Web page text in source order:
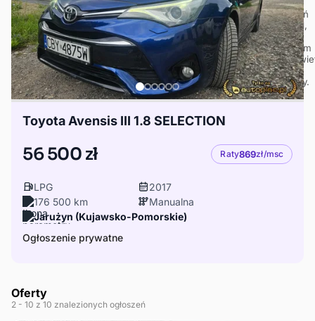
Toyota Avensis III 1.8 SELECTION
56 500 zł Raty869zł/msc
LPG
2017
176 500 km
Manualna
Jarużyn (Kujawsko-Pomorskie)
Ogłoszenie prywatne
Oferty
2 - 10 z 10 znalezionych ogłoszeń